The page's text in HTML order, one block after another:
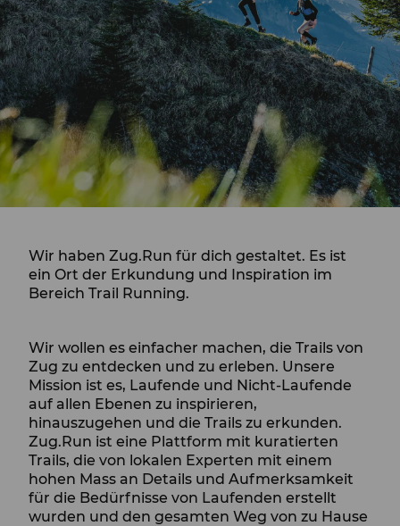
Wir haben Zug.Run für dich gestaltet. Es ist
ein Ort der Erkundung und Inspiration im
Bereich Trail Running.
Wir wollen es einfacher machen, die Trails von
Zug zu entdecken und zu erleben. Unsere
Mission ist es, Laufende und Nicht-Laufende
auf allen Ebenen zu inspirieren,
hinauszugehen und die Trails zu erkunden.
Zug.Run ist eine Plattform mit kuratierten
Trails, die von lokalen Experten mit einem
hohen Mass an Details und Aufmerksamkeit
für die Bedürfnisse von Laufenden erstellt
wurden und den gesamten Weg von zu Hause